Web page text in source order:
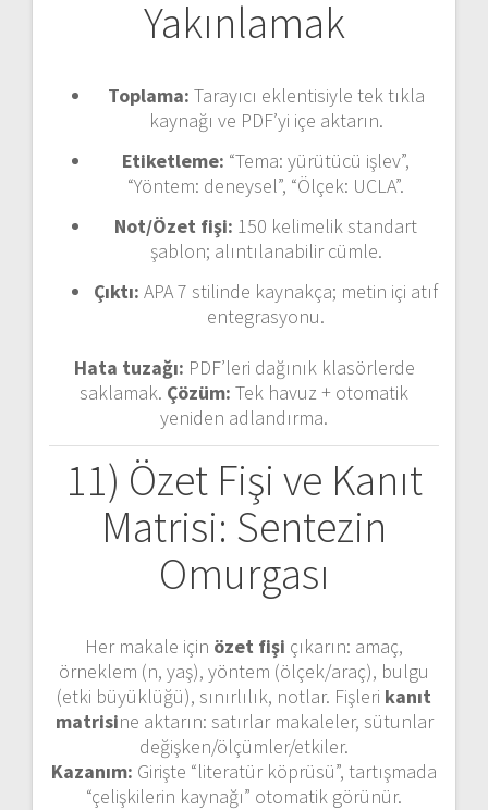
Yakınlamak
Toplama: Tarayıcı eklentisiyle tek tıkla
kaynağı ve PDF’yi içe aktarın.
Etiketleme: “Tema: yürütücü işlev”,
“Yöntem: deneysel”, “Ölçek: UCLA”.
Not/Özet fişi: 150 kelimelik standart
şablon; alıntılanabilir cümle.
Çıktı: APA 7 stilinde kaynakça; metin içi atıf
entegrasyonu.
Hata tuzağı: PDF’leri dağınık klasörlerde
saklamak. Çözüm: Tek havuz + otomatik
yeniden adlandırma.
11) Özet Fişi ve Kanıt
Matrisi: Sentezin
Omurgası
Her makale için özet fişi çıkarın: amaç,
örneklem (n, yaş), yöntem (ölçek/araç), bulgu
(etki büyüklüğü), sınırlılık, notlar. Fişleri kanıt
matrisine aktarın: satırlar makaleler, sütunlar
değişken/ölçümler/etkiler.
Kazanım: Girişte “literatür köprüsü”, tartışmada
“çelişkilerin kaynağı” otomatik görünür.